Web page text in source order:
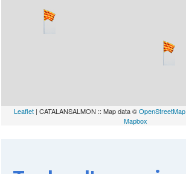
Leaflet | CATALANSALMON :: Map data ©OpenStreetMap
Mapbox